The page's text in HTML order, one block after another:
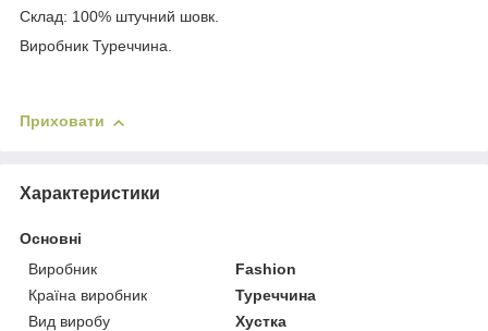
Склад: 100% штучний шовк.
Виробник Туреччина.
Приховати
Характеристики
Основні
Виробник
Fashion
Країна виробник
Туреччина
Вид виробу
Хустка